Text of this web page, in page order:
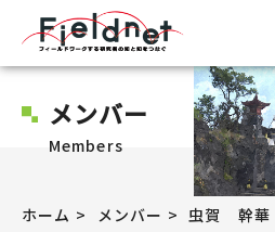
メンバー
Members
ホーム メンバー 虫賀 幹華